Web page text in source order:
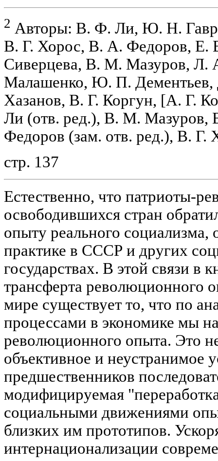
2 Авторы: В. Ф. Ли, Ю. Н.
В. Г. Хорос, В. А. Федоров, Е.
Сиверцева, В. М. Мазуров,
Малашенко, Ю. П.
Хазанов, В. Г. Коргун, [А. Г.
Ли (отв. ред.), В. М.
Федоров (зам. отв. ред.), В. Г.
стр. 137
Естественно, что патриоты-
освободившихся стран
опыту реального социализма,
практике в СССР и других
государствах. В этой связи в
трансферта революционного
мире существует то, что по
процессами в экономике мы
революционного опыта. Это
объективное и неустранимое
предшественников
модифицируемая
социальными движениями
близких им прототипов.
интернационализации